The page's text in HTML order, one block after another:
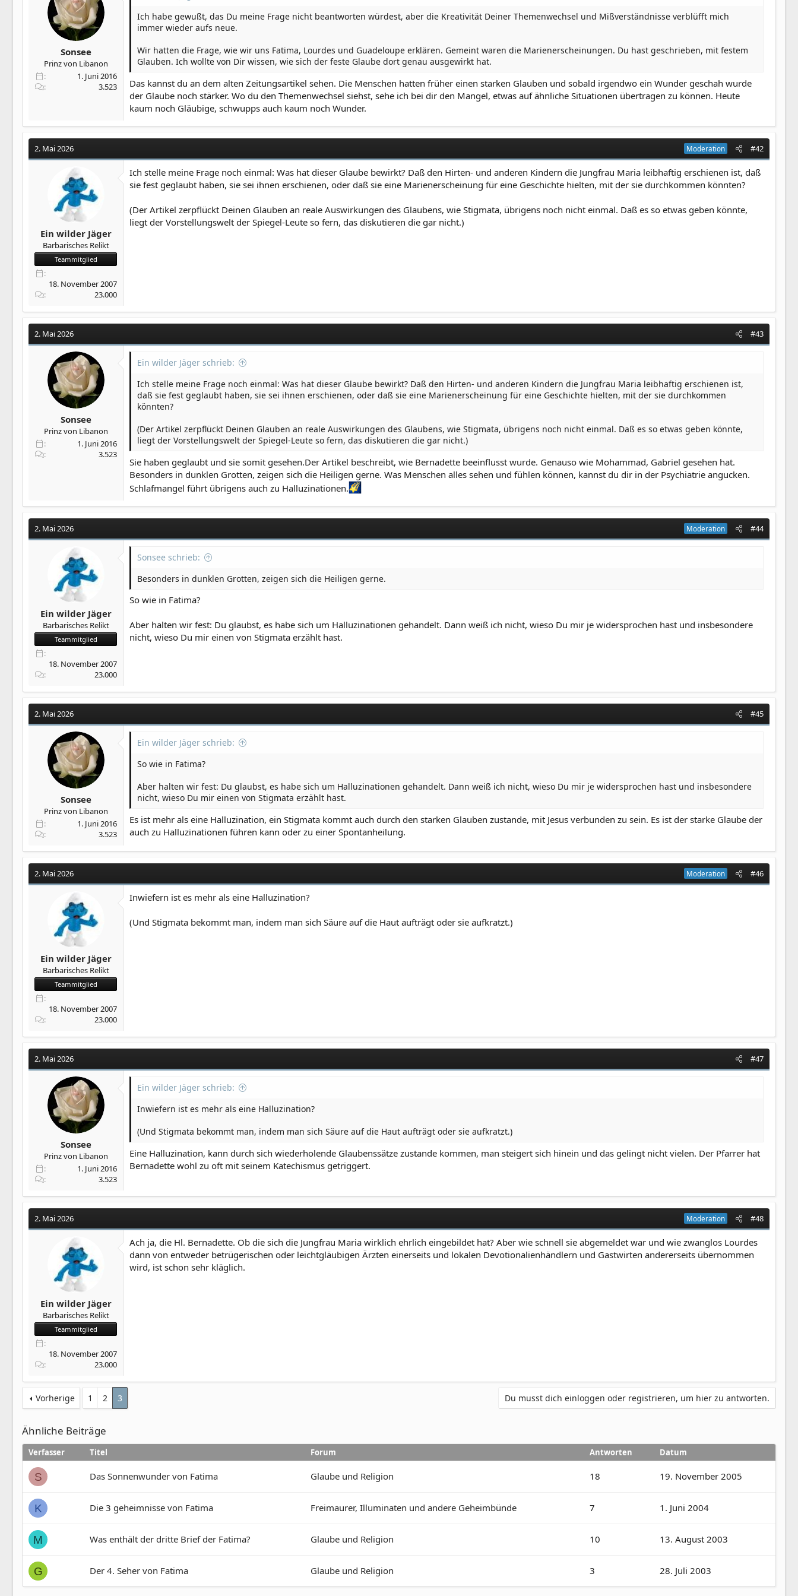
Sonsee
Prinz von Libanon
1. Juni 2016
3.523
Ich habe gewußt, das Du meine Frage nicht beantworten würdest, aber die Kreativität Deiner Themenwechsel und Mißverständnisse verblüfft mich
immer wieder aufs neue.
Wir hatten die Frage, wie wir uns Fatima, Lourdes und Guadeloupe erklären. Gemeint waren die Marienerscheinungen. Du hast geschrieben, mit festem
Glauben. Ich wollte von Dir wissen, wie sich der feste Glaube dort genau ausgewirkt hat.
Das kannst du an dem alten Zeitungsartikel sehen. Die Menschen hatten früher einen starken Glauben und sobald irgendwo ein Wunder geschah wurde
der Glaube noch stärker. Wo du den Themenwechsel siehst, sehe ich bei dir den Mangel, etwas auf ähnliche Situationen übertragen zu können. Heute
kaum noch Gläubige, schwupps auch kaum noch Wunder.
2. Mai 2026 Moderation #42
Ein wilder Jäger
Barbarisches Relikt
Teammitglied
18. November 2007
23.000
Ich stelle meine Frage noch einmal: Was hat dieser Glaube bewirkt? Daß den Hirten- und anderen Kindern die Jungfrau Maria leibhaftig erschienen ist, daß
sie fest geglaubt haben, sie sei ihnen erschienen, oder daß sie eine Marienerscheinung für eine Geschichte hielten, mit der sie durchkommen könnten?
(Der Artikel zerpflückt Deinen Glauben an reale Auswirkungen des Glaubens, wie Stigmata, übrigens noch nicht einmal. Daß es so etwas geben könnte,
liegt der Vorstellungswelt der Spiegel-Leute so fern, das diskutieren die gar nicht.)
2. Mai 2026 #43
Sonsee
Prinz von Libanon
1. Juni 2016
3.523
Ein wilder Jäger schrieb:
Ich stelle meine Frage noch einmal: Was hat dieser Glaube bewirkt? Daß den Hirten- und anderen Kindern die Jungfrau Maria leibhaftig erschienen ist,
daß sie fest geglaubt haben, sie sei ihnen erschienen, oder daß sie eine Marienerscheinung für eine Geschichte hielten, mit der sie durchkommen
könnten?
(Der Artikel zerpflückt Deinen Glauben an reale Auswirkungen des Glaubens, wie Stigmata, übrigens noch nicht einmal. Daß es so etwas geben könnte,
liegt der Vorstellungswelt der Spiegel-Leute so fern, das diskutieren die gar nicht.)
Sie haben geglaubt und sie somit gesehen.Der Artikel beschreibt, wie Bernadette beeinflusst wurde. Genauso wie Mohammad, Gabriel gesehen hat.
Besonders in dunklen Grotten, zeigen sich die Heiligen gerne. Was Menschen alles sehen und fühlen können, kannst du dir in der Psychiatrie angucken.
Schlafmangel führt übrigens auch zu Halluzinationen.
2. Mai 2026 Moderation #44
Ein wilder Jäger
Barbarisches Relikt
Teammitglied
18. November 2007
23.000
Sonsee schrieb:
Besonders in dunklen Grotten, zeigen sich die Heiligen gerne.
So wie in Fatima?
Aber halten wir fest: Du glaubst, es habe sich um Halluzinationen gehandelt. Dann weiß ich nicht, wieso Du mir je widersprochen hast und insbesondere
nicht, wieso Du mir einen von Stigmata erzählt hast.
2. Mai 2026 #45
Sonsee
Prinz von Libanon
1. Juni 2016
3.523
Ein wilder Jäger schrieb:
So wie in Fatima?
Aber halten wir fest: Du glaubst, es habe sich um Halluzinationen gehandelt. Dann weiß ich nicht, wieso Du mir je widersprochen hast und insbesondere
nicht, wieso Du mir einen von Stigmata erzählt hast.
Es ist mehr als eine Halluzination, ein Stigmata kommt auch durch den starken Glauben zustande, mit Jesus verbunden zu sein. Es ist der starke Glaube der
auch zu Halluzinationen führen kann oder zu einer Spontanheilung.
2. Mai 2026 Moderation #46
Ein wilder Jäger
Barbarisches Relikt
Teammitglied
18. November 2007
23.000
Inwiefern ist es mehr als eine Halluzination?
(Und Stigmata bekommt man, indem man sich Säure auf die Haut aufträgt oder sie aufkratzt.)
2. Mai 2026 #47
Sonsee
Prinz von Libanon
1. Juni 2016
3.523
Ein wilder Jäger schrieb:
Inwiefern ist es mehr als eine Halluzination?
(Und Stigmata bekommt man, indem man sich Säure auf die Haut aufträgt oder sie aufkratzt.)
Eine Halluzination, kann durch sich wiederholende Glaubenssätze zustande kommen, man steigert sich hinein und das gelingt nicht vielen. Der Pfarrer hat
Bernadette wohl zu oft mit seinem Katechismus getriggert.
2. Mai 2026 Moderation #48
Ein wilder Jäger
Barbarisches Relikt
Teammitglied
18. November 2007
23.000
Ach ja, die Hl. Bernadette. Ob die sich die Jungfrau Maria wirklich ehrlich eingebildet hat? Aber wie schnell sie abgemeldet war und wie zwanglos Lourdes
dann von entweder betrügerischen oder leichtgläubigen Ärzten einerseits und lokalen Devotionalienhändlern und Gastwirten andererseits übernommen
wird, ist schon sehr kläglich.
Vorherige 1 2 3 Du musst dich einloggen oder registrieren, um hier zu antworten.
Ähnliche Beiträge
Verfasser Titel Forum Antworten Datum
S Das Sonnenwunder von Fatima Glaube und Religion 18 19. November 2005
K Die 3 geheimnisse von Fatima Freimaurer, Illuminaten und andere Geheimbünde 7 1. Juni 2004
M Was enthält der dritte Brief der Fatima? Glaube und Religion 10 13. August 2003
G Der 4. Seher von Fatima Glaube und Religion 3 28. Juli 2003